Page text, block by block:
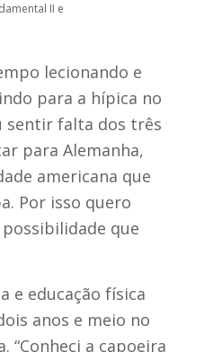
II e
lecionando e
para a hípica no
sentir falta dos três
para Alemanha,
americana que
Por isso quero
que
e educação física
anos e meio no
“Conheci a capoeira